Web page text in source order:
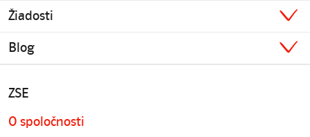
Žiadosti
Blog
ZSE
O spoločnosti